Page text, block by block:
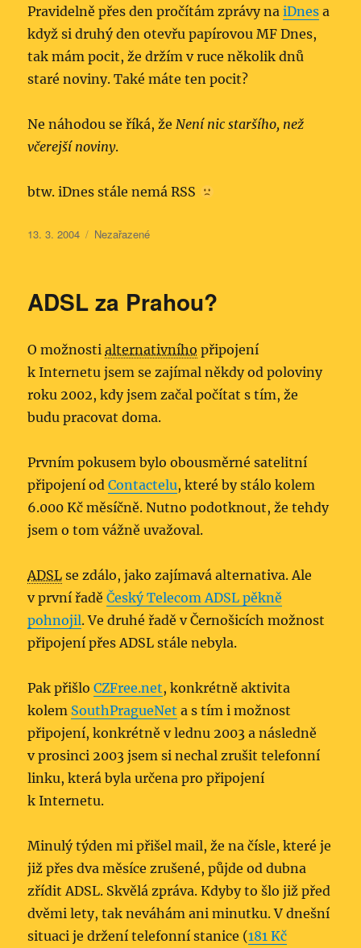
Pravidelně přes den pročítám zprávy naiDnes a
když si druhý den otevřu papírovou MF Dnes,
tak mám pocit, že držím v ruce několik dnů
staré noviny. Také máte ten pocit?
Ne náhodou se říká, žeNení nic staršího, než
včerejší noviny.
btw. iDnes stále nemá RSS
Publikováno:
13. 3. 2004 Rubriky:
Nezařazené
ADSL za Prahou?
O možnostialternativního připojení
k Internetu jsem se zajímal někdy od poloviny
roku 2002, kdy jsem začal počítat s tím, že
budu pracovat doma.
Prvním pokusem bylo obousměrné satelitní
připojení odContactelu, které by stálo kolem
6.000 Kč měsíčně. Nutno podotknout, že tehdy
jsem o tom vážně uvažoval.
ADSL se zdálo, jako zajímavá alternativa. Ale
v první řaděČeský Telecom ADSL pěkně
pohnojil. Ve druhé řadě v Černošicích možnost
připojení přes ADSL stále nebyla.
Pak přišloCZFree.net, konkrétně aktivita
kolem SouthPragueNet a s tím i možnost
připojení, konkrétně v lednu 2003 a následně
v prosinci 2003 jsem si nechal zrušit telefonní
linku, která byla určena pro připojení
k Internetu.
Minulý týden mi přišel mail, že na čísle, které je
již přes dva měsíce zrušené, půjde od dubna
zřídit ADSL. Skvělá zpráva. Kdyby to šlo již před
dvěmi lety, tak neváhám ani minutku. V dnešní
situaci je držení telefonní stanice (181 Kč